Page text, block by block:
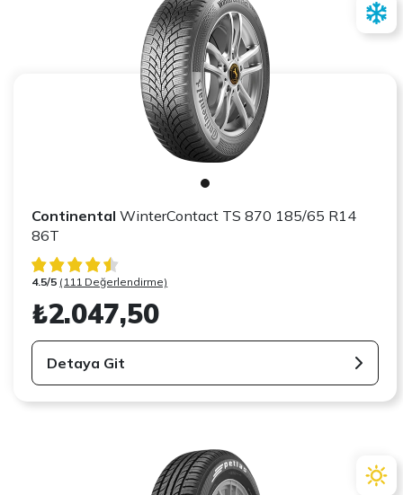
Continental WinterContact TS 870 185/65 R14
86T
4.5/5 (111 Değerlendirme)
₺2.047,50
Detaya Git